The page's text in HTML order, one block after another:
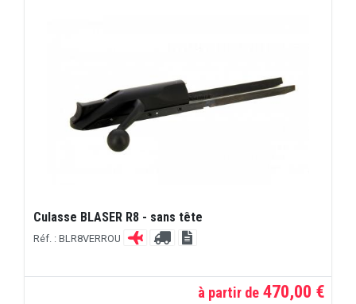
Culasse BLASER R8 - sans tête
Réf. : BLR8VERROU
à partir de 470,00 €